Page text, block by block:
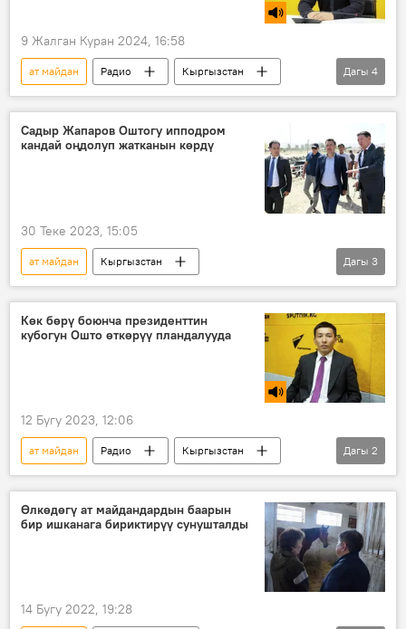
9 Жалган Куран 2024, 16:58
ат майдан Радио
Кыргызстан
Көк бөрү
ипподром
курулуш
Нурлан Максутов
Дагы 4
Садыр Жапаров Оштогу ипподром
кандай оңдолуп жатканын көрдү
30 Теке 2023, 15:05
ат майдан
Кыргызстан
Садыр Жапаров
Ош облусу
реконструкция
Дагы 3
Көк бөрү боюнча президенттин
кубогун Ошто өткөрүү пландалууда
12 Бугу 2023, 12:06
ат майдан Радио
Кыргызстан
Спорт
Көк бөрү
Дагы 2
Өлкөдөгү ат майдандардын баарын
бир ишканага бириктирүү сунушталды
14 Бугу 2022, 19:28